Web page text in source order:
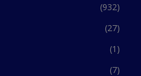
(932)
(27)
(1)
(7)